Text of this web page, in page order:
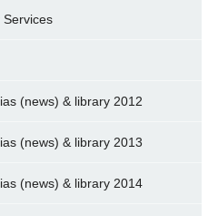
Services
(news) & library 2012
(news) & library 2013
(news) & library 2014